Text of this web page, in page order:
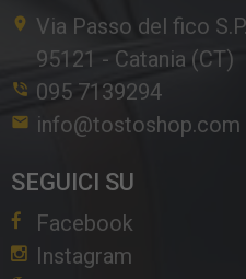
Via Passo del fico
95121 - Catania (CT)
095 7139294
info@tostoshop.com
SEGUICI SU
Facebook
Instagram